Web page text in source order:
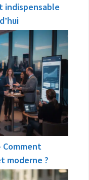
indispensable
Comment
moderne ?